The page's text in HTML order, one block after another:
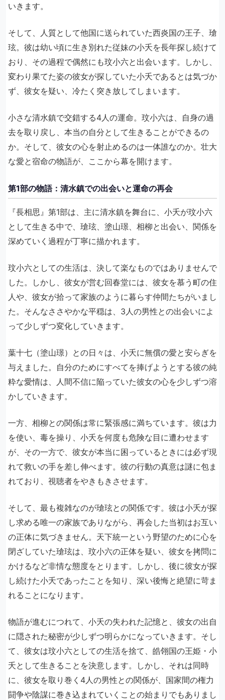
いきます。
そして、人質として他国に送られていた西炎国の王子、瑲
玹。彼は幼い頃に生き別れた従妹の小夭を長年探し続けて
おり、その過程で偶然にも玟小六と出会います。しかし、
変わり果てた姿の彼女が探していた小夭であるとは気づか
ず、彼女を疑い、冷たく突き放してしまいます。
小さな清水鎮で交錯する4人の運命。玟小六は、自身の過
去を取り戻し、本当の自分として生きることができるの
か。そして、彼女の心を射止めるのは一体誰なのか。壮大
な愛と宿命の物語が、ここから幕を開けます。
第1部の物語：清水鎮での出会いと運命の再会
『長相思』第1部は、主に清水鎮を舞台に、小夭が玟小六
として生きる中で、瑲玹、塗山璟、相柳と出会い、関係を
深めていく過程が丁寧に描かれます。
玟小六としての生活は、決して楽なものではありませんで
した。しかし、彼女が営む回春堂には、彼女を慕う町の住
人や、彼女が拾って家族のように暮らす仲間たちがいまし
た。そんなささやかな平穏は、3人の男性との出会いによ
って少しずつ変化していきます。
葉十七（塗山璟）との日々は、小夭に無償の愛と安らぎを
与えました。自分のためにすべてを捧げようとする彼の純
粋な愛情は、人間不信に陥っていた彼女の心を少しずつ溶
かしていきます。
一方、相柳との関係は常に緊張感に満ちています。彼は力
を使い、毒を操り、小夭を何度も危険な目に遭わせます
が、その一方で、彼女が本当に困っているときには必ず現
れて救いの手を差し伸べます。彼の行動の真意は謎に包ま
れており、視聴者をやきもきさせます。
そして、最も複雑なのが瑲玹との関係です。彼は小夭が探
し求める唯一の家族でありながら、再会した当初はお互い
の正体に気づきません。天下統一という野望のために心を
閉ざしていた瑲玹は、玟小六の正体を疑い、彼女を拷問に
かけるなど非情な態度をとります。しかし、後に彼女が探
し続けた小夭であったことを知り、深い後悔と絶望に苛ま
れることになります。
物語が進むにつれて、小夭の失われた記憶と、彼女の出自
に隠された秘密が少しずつ明らかになっていきます。そし
て、彼女は玟小六としての生活を捨て、皓翎国の王姫・小
夭として生きることを決意します。しかし、それは同時
に、彼女を取り巻く4人の男性との関係が、国家間の権力
闘争や陰謀に巻き込まれていくことの始まりでもありまし